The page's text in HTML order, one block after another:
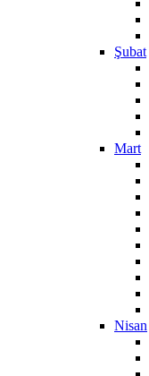
Şubat
Mart
Nisan